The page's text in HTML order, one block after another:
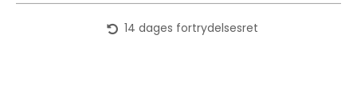
14 dages fortrydelsesret